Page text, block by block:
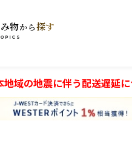
物から 探す
地域の地震に伴う配送遅延